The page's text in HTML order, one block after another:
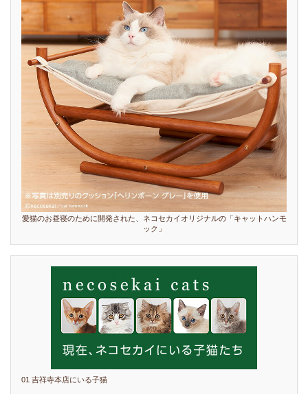
愛猫のお昼寝のために開発された、ネコセカイオリジナルの「キャットハンモ
ック」
01 吉祥寺本店にいる子猫